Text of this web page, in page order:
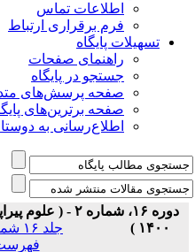
اطلاعات تماس
فرم برقراری ارتباط
تسهیلات پایگاه
راهنمای صفحات
جستجو در پایگاه
صفحه پرسش‌های
صفحه برترین‌های پایگاه
اطلاع‌رسانی به دوستان
دوره ۱۶، شماره ۲
۱۴۰۰ )
جلد ۱۶ شماره ۲ صفحات ۶۵-۵۷
فهرست